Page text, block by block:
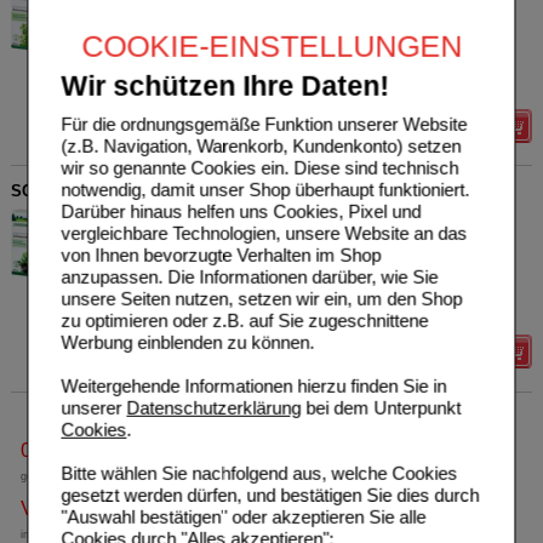
COOKIE-EINSTELLUNGEN
Wir schützen Ihre Daten!
Für die ordnungsgemäße Funktion unserer Website
(z.B. Navigation, Warenkorb, Kundenkonto) setzen
wir so genannte Cookies ein. Diese sind technisch
notwendig, damit unser Shop überhaupt funktioniert.
Darüber hinaus helfen uns Cookies, Pixel und
vergleichbare Technologien, unsere Website an das
von Ihnen bevorzugte Verhalten im Shop
anzupassen. Die Informationen darüber, wie Sie
unsere Seiten nutzen, setzen wir ein, um den Shop
zu optimieren oder z.B. auf Sie zugeschnittene
Werbung einblenden zu können.
Weitergehende Informationen hierzu finden Sie in
unserer Datenschutzerklärungbei dem Unterpunkt
Cookies.
Bitte wählen Sie nachfolgend aus, welche Cookies
gesetzt werden dürfen, und bestätigen Sie dies durch
"Auswahl bestätigen" oder akzeptieren Sie alle
Cookies durch "Alles akzeptieren":
200ml Saft Unser Preis *
Sie sparen 2,74 €
Grundpreis
Details
SCHWARZRETTICH Schoenenberger Heilpflanzensäfte
SALUS Pharma GmbH
00692328
200ml Saft
UVP**
Unser Preis*
Sie sparen
Grundpreis
39,95 €
0800-10 11 422
gebührenfreie Rufnummer
Versandkostenfrei
innerhalb Deutschlands bei einem